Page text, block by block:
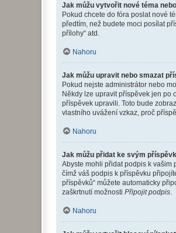
Jak můžu vytvořit nové téma
Pokud chcete do fóra poslat nové
předtím, než budete moci posílat
přílohy“ atd.
Nahoru
Jak můžu upravit nebo smazat
Pokud nejste administrátor nebo
Někdy lze upravit příspěvek jen po
příspěvek upravili. Toto bude
vlastního uvážení vzkaz, proč
Nahoru
Jak můžu přidat ke svým
Abyste mohli přidat podpis k vašim
čímž váš podpis k příspěvku
příspěvků“ můžete automaticky
zaškrtnutí možnosti Připojit podpis
Nahoru